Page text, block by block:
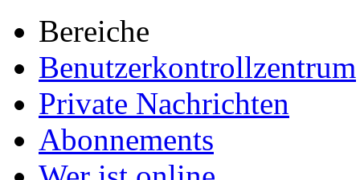
Bereiche
Benutzerkontrollzentrum
Private Nachrichten
Abonnements